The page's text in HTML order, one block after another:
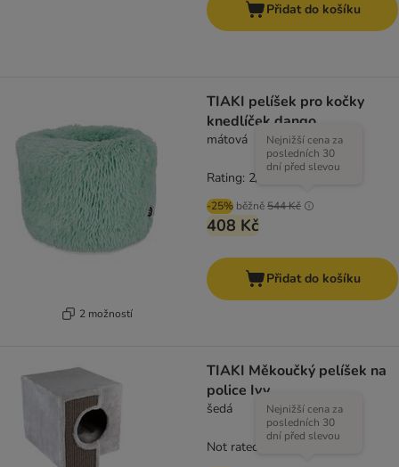
Přidat do košíku
2 možností
TIAKI pelíšek pro kočky
knedlíček dango
mátová
-25% běžně544 Kč
Nejnižší cena za
posledních 30
dní před slevou
408 Kč
Rating: 2/5
Přidat do košíku
TIAKI Měkoučký pelíšek na
police Ivy
šedá
Nejnižší cena za
posledních 30
dní před slevou
Not rated